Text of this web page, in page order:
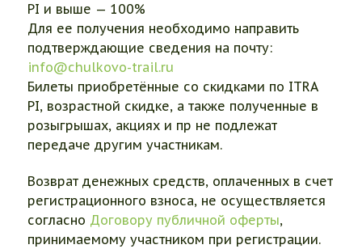
PI и выше — 100%
Для ее получения необходимо направить
подтверждающие сведения на почту:
info@chulkovo-trail.ru
Билеты приобретённые со скидками по ITRA
PI, возрастной скидке, а также полученные в
розыгрышах, акциях и пр не подлежат
передаче другим участникам.
Возврат денежных средств, оплаченных в счет
регистрационного взноса, не осуществляется
согласно Договору публичной оферты,
принимаемому участником при регистрации.